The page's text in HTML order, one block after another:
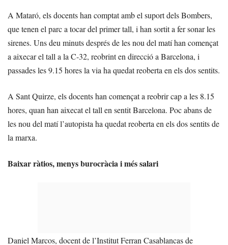
A Mataró, els docents han comptat amb el suport dels Bombers,
que tenen el parc a tocar del primer tall, i han sortit a fer sonar les
sirenes. Uns deu minuts després de les nou del matí han començat
a aixecar el tall a la C-32, reobrint en direcció a Barcelona, i
passades les 9.15 hores la via ha quedat reoberta en els dos sentits.
A Sant Quirze, els docents han començat a reobrir cap a les 8.15
hores, quan han aixecat el tall en sentit Barcelona. Poc abans de
les nou del matí l’autopista ha quedat reoberta en els dos sentits de
la marxa.
Baixar ràtios, menys burocràcia i més salari
Daniel Marcos, docent de l’Institut Ferran Casablancas de